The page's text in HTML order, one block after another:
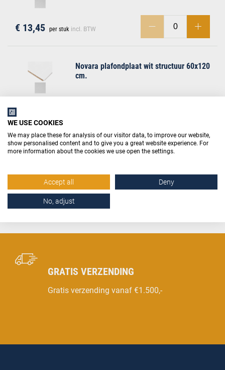
€ 13,45 per stuk incl. BTW
Novara plafondplaat wit structuur 60x120
cm.
Agnes vouwhoek wit linnen 24x24x2600
€ 13,45 per stuk incl. BTW
GRATIS VERZENDING
Gratis verzending vanaf €1.500,-
WE USE COOKIES
We may place these for analysis of our visitor data, to improve our website,
show personalised content and to give you a great website experience. For
more information about the cookies we use open the settings.
Accept all Deny
No, adjust